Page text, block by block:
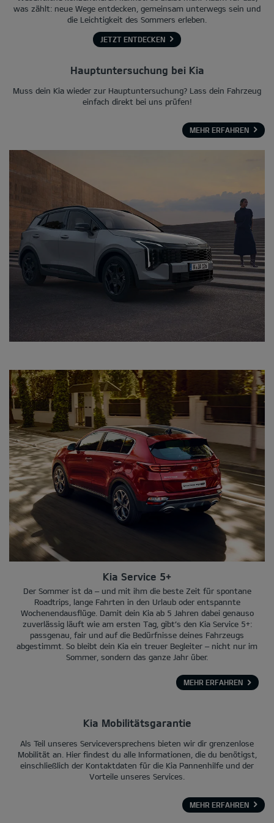
was zählt: neue Wege entdecken, gemeinsam unterwegs sein und
die Leichtigkeit des Sommers erleben.
JETZT ENTDECKEN
Hauptuntersuchung bei Kia
Muss dein Kia wieder zur Hauptuntersuchung? Lass dein Fahrzeug
einfach direkt bei uns prüfen!
MEHR ERFAHREN
Kia Service 5+
Der Sommer ist da – und mit ihm die beste Zeit für spontane
Roadtrips, lange Fahrten in den Urlaub oder entspannte
Wochenendausflüge. Damit dein Kia ab 5 Jahren dabei genauso
zuverlässig läuft wie am ersten Tag, gibt’s den Kia Service 5+:
passgenau, fair und auf die Bedürfnisse deines Fahrzeugs
abgestimmt. So bleibt dein Kia ein treuer Begleiter – nicht nur im
Sommer, sondern das ganze Jahr über.
MEHR ERFAHREN
Kia Mobilitätsgarantie
Als Teil unseres Serviceversprechens bieten wir dir grenzenlose
Mobilität an. Hier findest du alle Informationen, die du benötigst,
einschließlich der Kontaktdaten für die Kia Pannenhilfe und der
Vorteile unseres Services.
MEHR ERFAHREN